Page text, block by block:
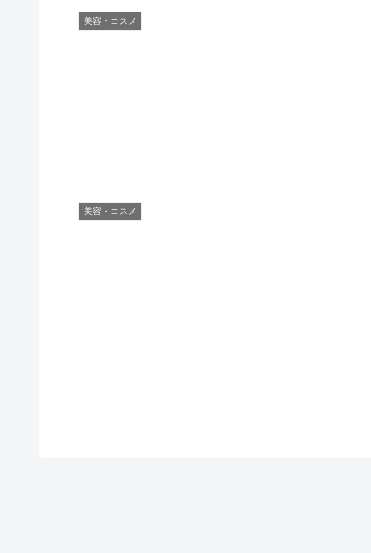
美容・コスメ
美容・コスメ